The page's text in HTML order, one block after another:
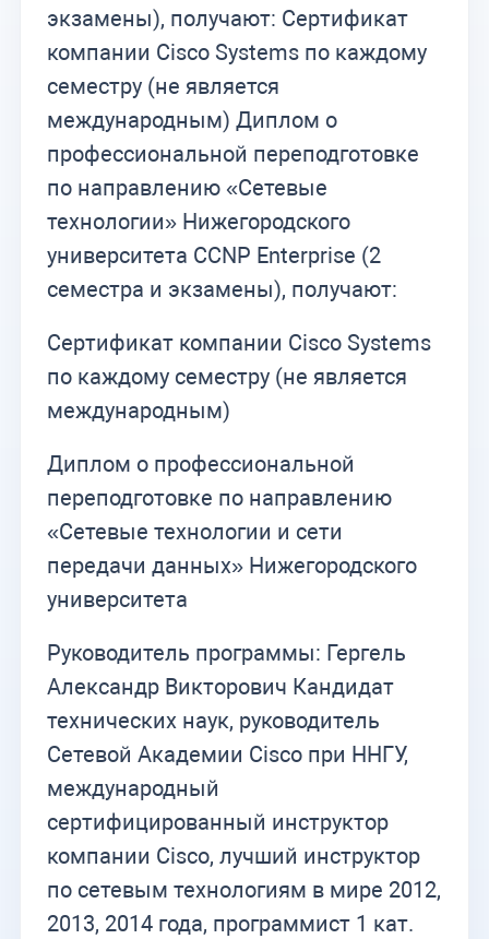
экзамены), получают: Cертификат
компании Cisco Systems по каждому
семестру (не является
международным) Диплом о
профессиональной переподготовке
по направлению «Сетевые
технологии» Нижегородского
университета CCNP Enterprise (2
семестра и экзамены), получают:
Cертификат компании Cisco Systems
по каждому семестру (не является
международным)
Диплом о профессиональной
переподготовке по направлению
«Сетевые технологии и сети
передачи данных» Нижегородского
университета
Руководитель программы: Гергель
Александр Викторович Кандидат
технических наук, руководитель
Сетевой Академии Cisco при ННГУ,
международный
сертифицированный инструктор
компании Cisco, лучший инструктор
по сетевым технологиям в мире 2012,
2013, 2014 года, программист 1 кат.